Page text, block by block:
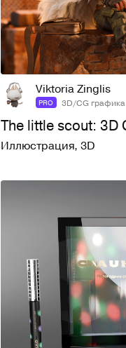
Viktoria Zinglis
PRO 3D/CG графика
The little scout: 3D
Иллюстрация, 3D